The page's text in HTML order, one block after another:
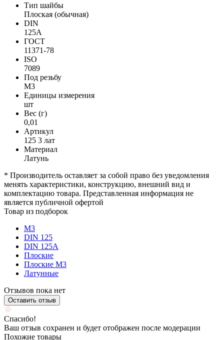
Тип шайбы
Плоская (обычная)
DIN
125A
ГОСТ
11371-78
ISO
7089
Под резьбу
М3
Единицы измерения
шт
Вес (г)
0,01
Артикул
125 3 лат
Материал
Латунь
* Производитель оставляет за собой право без уведомления
менять характеристики, конструкцию, внешний вид и
комплектацию товара. Представленная информация не
является публичной офертой
Товар из подборок
М3
DIN 125
DIN 125A
Плоские
Плоские М3
Латунные
Отзывов пока нет
Оставить отзыв
Спасибо!
Ваш отзыв сохранен и будет отображен после модерации
Похожие товары